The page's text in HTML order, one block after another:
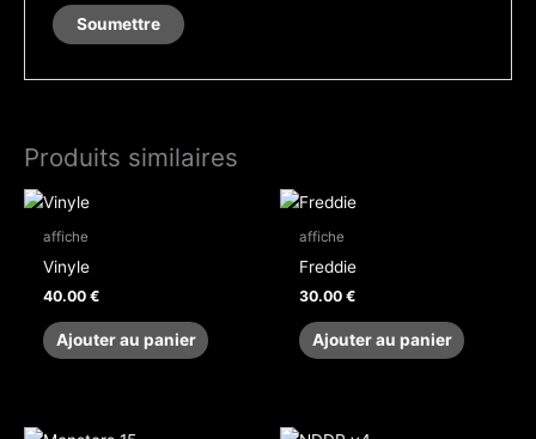
Produits similaires
affiche
Vinyle
40.00€
Ajouter au panier
affiche
Freddie
30.00€
Ajouter au panier